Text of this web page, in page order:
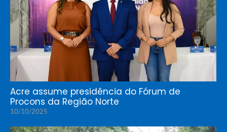
Acre assume presidência do Fórum de
Procons da Região Norte
10/10/2025